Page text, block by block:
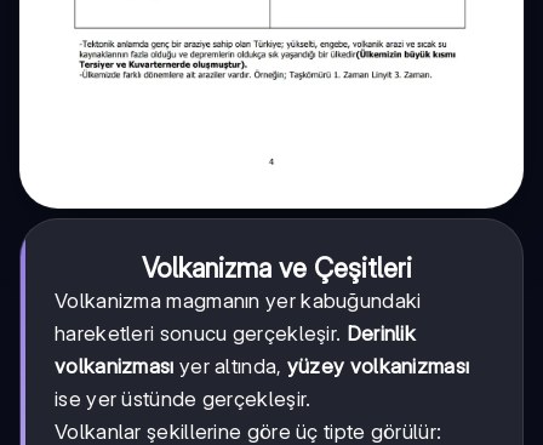
Volkanizma ve Çeşitleri
Volkanizma magmanın yer kabuğundaki
hareketleri sonucu gerçekleşir. Derinlik
volkanizması yer altında, yüzey volkanizması
ise yer üstünde gerçekleşir.
Volkanlar şekillerine göre üç tipte görülür: